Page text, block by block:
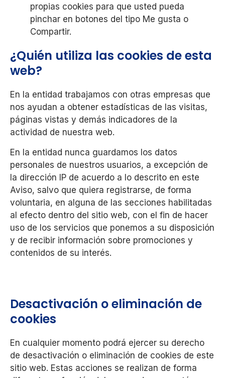
propias cookies para que usted pueda
pinchar en botones del tipo Me gusta o
Compartir.
¿Quién utiliza las cookies de esta
web?
En la entidad trabajamos con otras empresas que
nos ayudan a obtener estadísticas de las visitas,
páginas vistas y demás indicadores de la
actividad de nuestra web.
En la entidad nunca guardamos los datos
personales de nuestros usuarios, a excepción de
la dirección IP de acuerdo a lo descrito en este
Aviso, salvo que quiera registrarse, de forma
voluntaria, en alguna de las secciones habilitadas
al efecto dentro del sitio web, con el fin de hacer
uso de los servicios que ponemos a su disposición
y de recibir información sobre promociones y
contenidos de su interés.
Desactivación o eliminación de
cookies
En cualquier momento podrá ejercer su derecho
de desactivación o eliminación de cookies de este
sitio web. Estas acciones se realizan de forma